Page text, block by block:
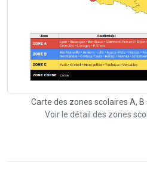
Carte des zones scolaires A,
Voir le détail des zones